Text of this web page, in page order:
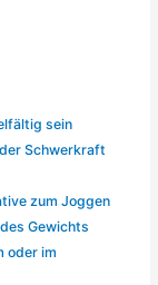
sein
Schwerkraft
zum Joggen
Gewichts
oder im